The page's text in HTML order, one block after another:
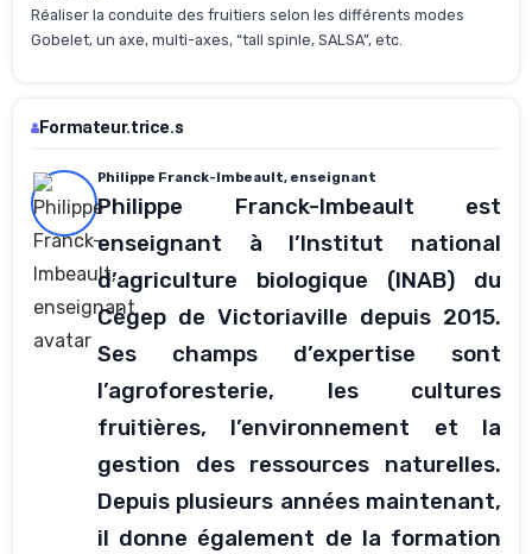
Réaliser la conduite des fruitiers selon les différents modes
Gobelet, un axe, multi-axes, “tall spinle, SALSA”, etc.
Formateur.trice.s
Philippe Franck-Imbeault, enseignant
Philippe Franck-Imbeault est
enseignant à l’Institut national
d’agriculture biologique (INAB) du
Cégep de Victoriaville depuis 2015.
Ses champs d’expertise sont
l’agroforesterie, les cultures
fruitières, l’environnement et la
gestion des ressources naturelles.
Depuis plusieurs années maintenant,
il donne également de la formation